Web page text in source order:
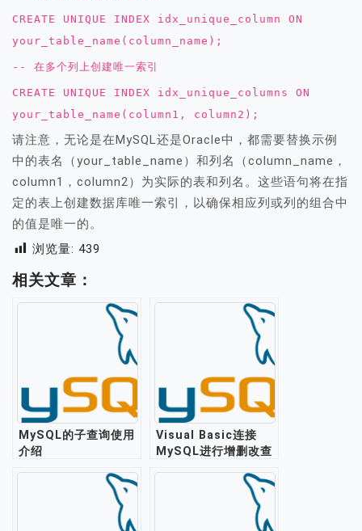
CREATE UNIQUE INDEX idx_unique_column ON
your_table_name(column_name);
-- 在多个列上创建唯一索引
CREATE UNIQUE INDEX idx_unique_columns ON
your_table_name(column1, column2);
请注意，无论是在MySQL还是Oracle中，都需要替换示例
中的表名（your_table_name）和列名（column_name，
column1，column2）为实际的表和列名。这些语句将在指
定的表上创建数据库唯一索引，以确保相应列或列的组合中
的值是唯一的。
浏览量: 439
相关文章：
MySQL的子查询使用
介绍
Visual Basic连接
MySQL进行增删改查